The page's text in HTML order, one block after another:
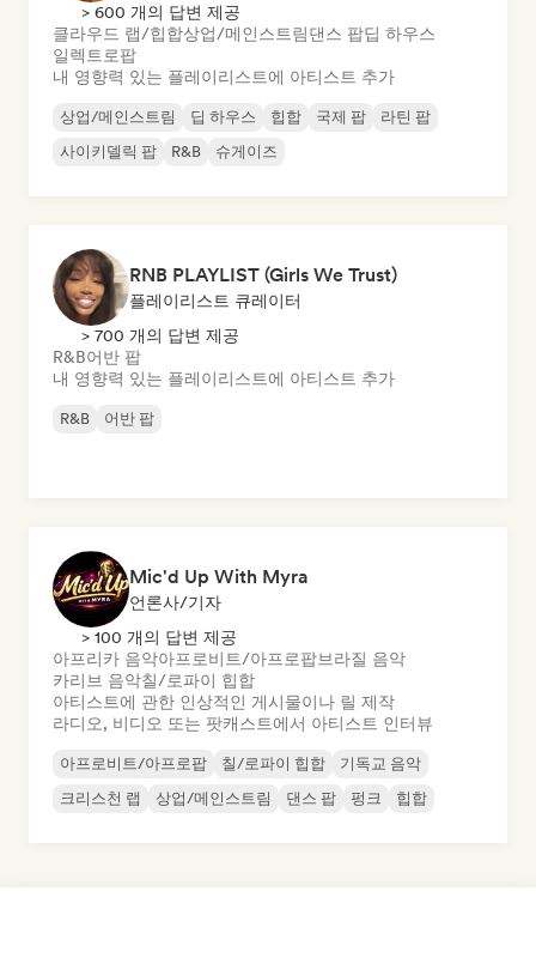
> 600 개의 답변 제공
클라우드 랩/힙합상업/메인스트림댄스 팝딥 하우스
일렉트로팝
내 영향력 있는 플레이리스트에 아티스트 추가
상업/메인스트림 딥 하우스 힙합 국제 팝
라틴 팝
사이키델릭 팝
R&B 슈게이즈
RNB PLAYLIST (Girls We Trust)
플레이리스트 큐레이터
> 700 개의 답변 제공
R&B어반 팝
내 영향력 있는 플레이리스트에 아티스트 추가
R&B 어반 팝
Mic'd Up With Myra
언론사/기자
> 100 개의 답변 제공
아프리카 음악아프로비트/아프로팝브라질 음악
카리브 음악칠/로파이 힙합
아티스트에 관한 인상적인 게시물이나 릴 제작
라디오, 비디오 또는 팟캐스트에서 아티스트 인터뷰
아프로비트/아프로팝 칠/로파이 힙합
기독교 음악
크리스천 랩
상업/메인스트림 댄스 팝 펑크 힙합